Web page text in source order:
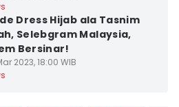
Dress Hijab ala Tasnim
Selebgram Malaysia,
Bersinar!
2023, 18:00 WIB